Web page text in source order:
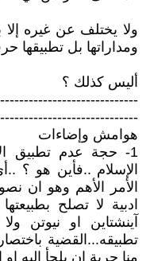
ولا يختلف عن غيره
ومداراتها بل تطبيقها
أليس كذلك ؟
هوامش وإضاءات
1- حجة عدم تطبيق
الإسلام ..فأين هو ؟
الأمر الأهم وهو ان
ادبية لا تصلح
آينشتاين او نيوتن
تطبيقه...القضية
منا حرية ان يلجأ إليه